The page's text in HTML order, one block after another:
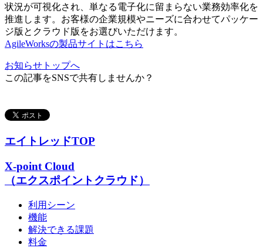
状況が可視化され、単なる電子化に留まらない業務効率化を
推進します。お客様の企業規模やニーズに合わせてパッケー
ジ版とクラウド版をお選びいただけます。
AgileWorksの製品サイトはこちら
お知らせトップへ
この記事をSNSで共有しませんか？
エイトレッドTOP
X-point Cloud
（エクスポイントクラウド）
利用シーン
機能
解決できる課題
料金